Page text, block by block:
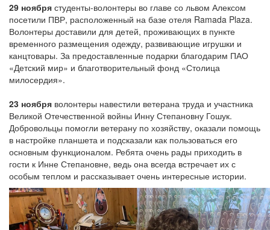
29 ноября студенты-волонтеры во главе со львом Алексом
посетили ПВР, расположенный на базе отеля Ramada Plaza.
Волонтеры доставили для детей, проживающих в пункте
временного размещения одежду, развивающие игрушки и
канцтовары. За предоставленные подарки благодарим ПАО
«Детский мир» и благотворительный фонд «Столица
милосердия».
23 ноября волонтеры навестили ветерана труда и участника
Великой Отечественной войны Инну Степановну Гошук.
Добровольцы помогли ветерану по хозяйству, оказали помощь
в настройке планшета и подсказали как пользоваться его
основным функционалом. Ребята очень рады приходить в
гости к Инне Степановне, ведь она всегда встречает их с
особым теплом и рассказывает очень интересные истории.